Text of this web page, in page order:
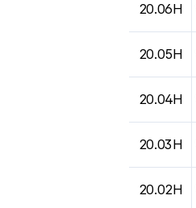
20.06H
20.05H
20.04H
20.03H
20.02H